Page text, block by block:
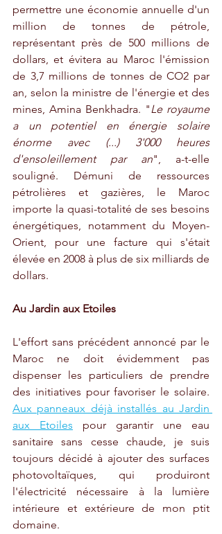
permettre une économie annuelle d'un
million de tonnes de pétrole,
représentant près de 500 millions de
dollars, et évitera au Maroc l'émission
de 3,7 millions de tonnes de CO2 par
an, selon la ministre de l'énergie et des
mines, Amina Benkhadra. " Le royaume
a un potentiel en énergie solaire
énorme avec (...) 3'000 heures
d'ensoleillement par an", a-t-elle
souligné. Démuni de ressources
pétrolières et gazières, le Maroc
importe la quasi-totalité de ses besoins
énergétiques, notamment du Moyen-
Orient, pour une facture qui s'était
élevée en 2008 à plus de six milliards de
dollars.
Au Jardin aux Etoiles
L'effort sans précédent annoncé par le
Maroc ne doit évidemment pas
dispenser les particuliers de prendre
Aux panneaux déjà installés au Jardin
aux Etoiles pour garantir une eau
sanitaire sans cesse chaude, je suis
toujours décidé à ajouter des surfaces
photovoltaïques, qui produiront
l'électricité nécessaire à la lumière
intérieure et extérieure de mon ptit
domaine.